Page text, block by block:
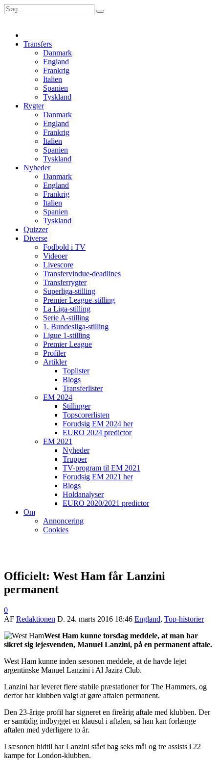
Transfers
Danmark
England
Frankrig
Italien
Spanien
Tyskland
Rygter
Danmark
England
Frankrig
Italien
Spanien
Tyskland
Nyheder
Danmark
England
Frankrig
Italien
Spanien
Tyskland
Quizzer
Diverse
Fodbold i TV
Videoer
Livescore
Transfervindue-deadlines
Transferrygter
Superliga-stilling
Premier League-stilling
La Liga-stilling
Serie A-stilling
1. Bundesliga-stilling
Ligue 1-stilling
Premier League
Profiler
Artikler
Toplister
Blogs
Transferlister
EM 2024
Stillinger
Topscorerlisten
Forudsig EM 2024 her
EURO 2024 predictor
EM 2021
Nyheder
Trupper
TV-program til EM 2021
Forudsig EM 2021 her
Blogs
Holdanalyser
EURO 2020/2021 predictor
Om
Annoncering
Cookies
Officielt: West Ham får Lanzini
permanent
0
AF Redaktionen D. 24. marts 2016 18:46 England, Top-historier
West Ham kunne torsdag meddele, at man har
sikret sig lejesvenden, Manuel Lanzini, på en permanent aftale.
West Ham kunne inden sæsonen meddele, at de havde lejet
argentinske Manuel Lanzini i Al Jazira Club.
Lanzini har leveret flere stabile præstationer for The Hammers, og
derfor har klubben valgt at gøre aftalen permanent.
Den 23-årige profil har signeret en fireårig aftale med klubben. Der
er samtidig indbygget en klausul i aftalen, så han kan forlænge
aftalen med yderligere to år.
I sæsonen hidtil har Lanzini stået bag seks mål og tre assists i 22
kampe for London-klubben.